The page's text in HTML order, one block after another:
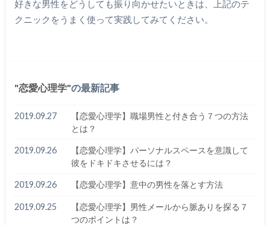
好きな男性をどうしても振り向かせたいときは、上記のテ
クニックをうまく使って実践してみてください。
恋愛心理学 の最新記事
2019.09.27
【恋愛心理学】職場男性と付き合う７つの方法
とは？
2019.09.26
【恋愛心理学】パーソナルスペースを意識して
彼をドキドキさせるには？
2019.09.26 【恋愛心理学】意中の男性を落とす方法
2019.09.25
【恋愛心理学】男性メールから脈ありを探る７
つのポイントは？